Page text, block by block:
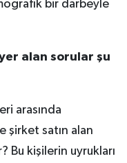
bir darbeyle
yer alan sorular şu
arasında
şirket satın alan
Bu kişilerin uyrukları